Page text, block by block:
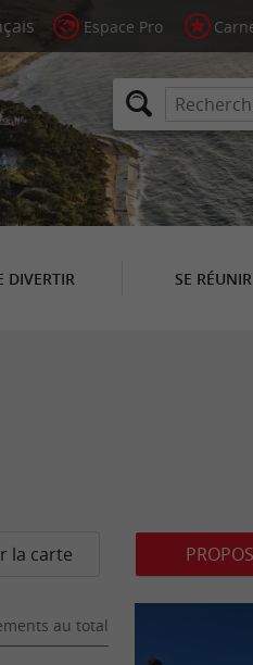
Espace Pro
DIVERTIR SE RÉUNIR
la carte
au total